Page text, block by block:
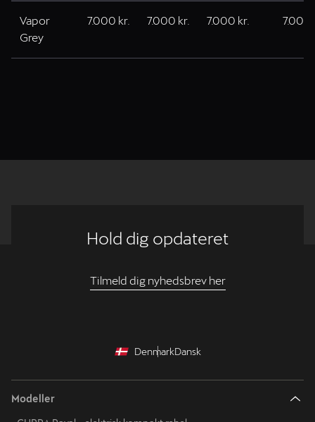
Vapor
Grey
7.000 kr. 7.000 kr. 7.000 kr. 7.000
Hold dig opdateret
Tilmeld dig nyhedsbrev her
DenmarkDansk
Modeller